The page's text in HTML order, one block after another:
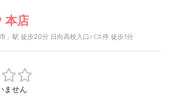
本店
」駅 徒歩20分 日向高校入口バス停 徒歩1分
ません